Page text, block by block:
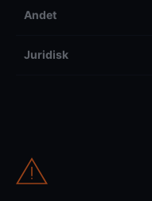
Andet
Juridisk